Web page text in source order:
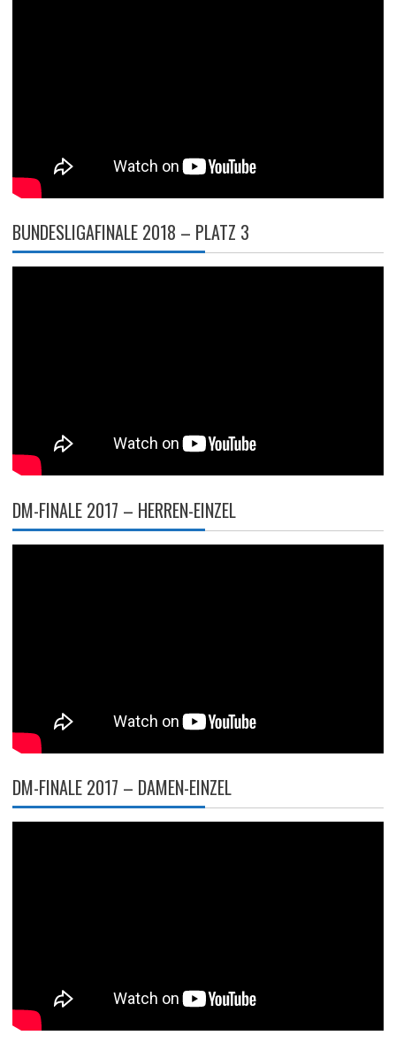
BUNDESLIGAFINALE 2018 – PLATZ 3
DM-FINALE 2017 – HERREN-EINZEL
DM-FINALE 2017 – DAMEN-EINZEL